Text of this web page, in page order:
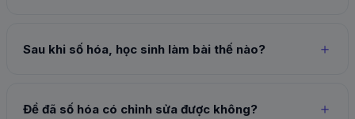
Sau khi số hóa, học sinh làm bài thế nào?
Đề đã số hóa có chỉnh sửa được không?